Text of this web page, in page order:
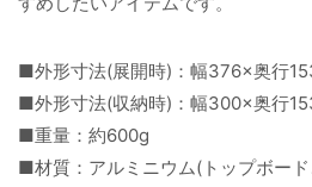
■外形寸法(展開時)：幅376×奥行
■外形寸法(収納時)：幅300×奥
■重量：約600g
■材質：アルミニウム(トップボー